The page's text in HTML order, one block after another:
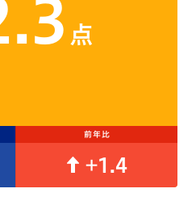
点
前年比
+1.4